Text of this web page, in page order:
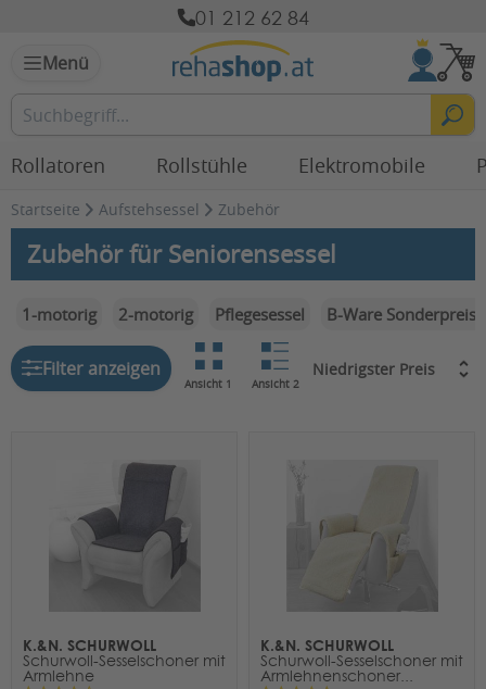
01 212 62 84
Menü
Rollatoren Rollstühle Elektromobile
Startseite Aufstehsessel Zubehör
Zubehör für Seniorensessel
1-motorig 2-motorig Pflegesessel B-Ware Sonderpreise
Filter anzeigen
Ansicht 1 Ansicht 2
K.&N. SCHURWOLL
Schurwoll-Sesselschoner mit
Armlehne
K.&N. SCHURWOLL
Schurwoll-Sesselschoner mit
Armlehnenschoner...